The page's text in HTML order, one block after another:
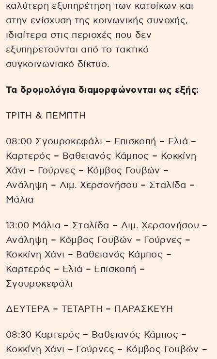
καλύτερη εξυπηρέτηση των κατοίκων και
στην ενίσχυση της κοινωνικής συνοχής,
ιδιαίτερα στις περιοχές που δεν
εξυπηρετούνται από το τακτικό
συγκοινωνιακό δίκτυο.
Τα δρομολόγια διαμορφώνονται ως εξής:
ΤΡΙΤΗ & ΠΕΜΠΤΗ
08:00 Σγουροκεφάλι – Επισκοπή – Ελιά –
Καρτερός – Βαθειανός Κάμπος – Κοκκίνη
Χάνι – Γούρνες – Κόμβος Γουβών –
Ανάληψη – Λιμ. Χερσονήσου – Σταλίδα –
Μάλια
13:00 Μάλια – Σταλίδα – Λιμ. Χερσονήσου –
Ανάληψη – Κόμβος Γουβών – Γούρνες –
Κοκκίνη Χάνι – Βαθειανός Κάμπος –
Καρτερός – Ελιά – Επισκοπή –
Σγουροκεφάλι
ΔΕΥΤΕΡΑ – ΤΕΤΑΡΤΗ – ΠΑΡΑΣΚΕΥΗ
08:30 Καρτερός – Βαθειανός Κάμπος –
Κοκκίνη Χάνι – Γούρνες – Κόμβος Γουβών –